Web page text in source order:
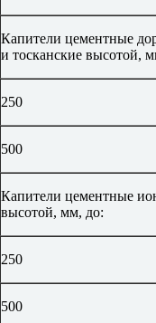
Капители цементные
и тосканские высотой,
250
500
Капители цементные
высотой, мм, до:
250
500